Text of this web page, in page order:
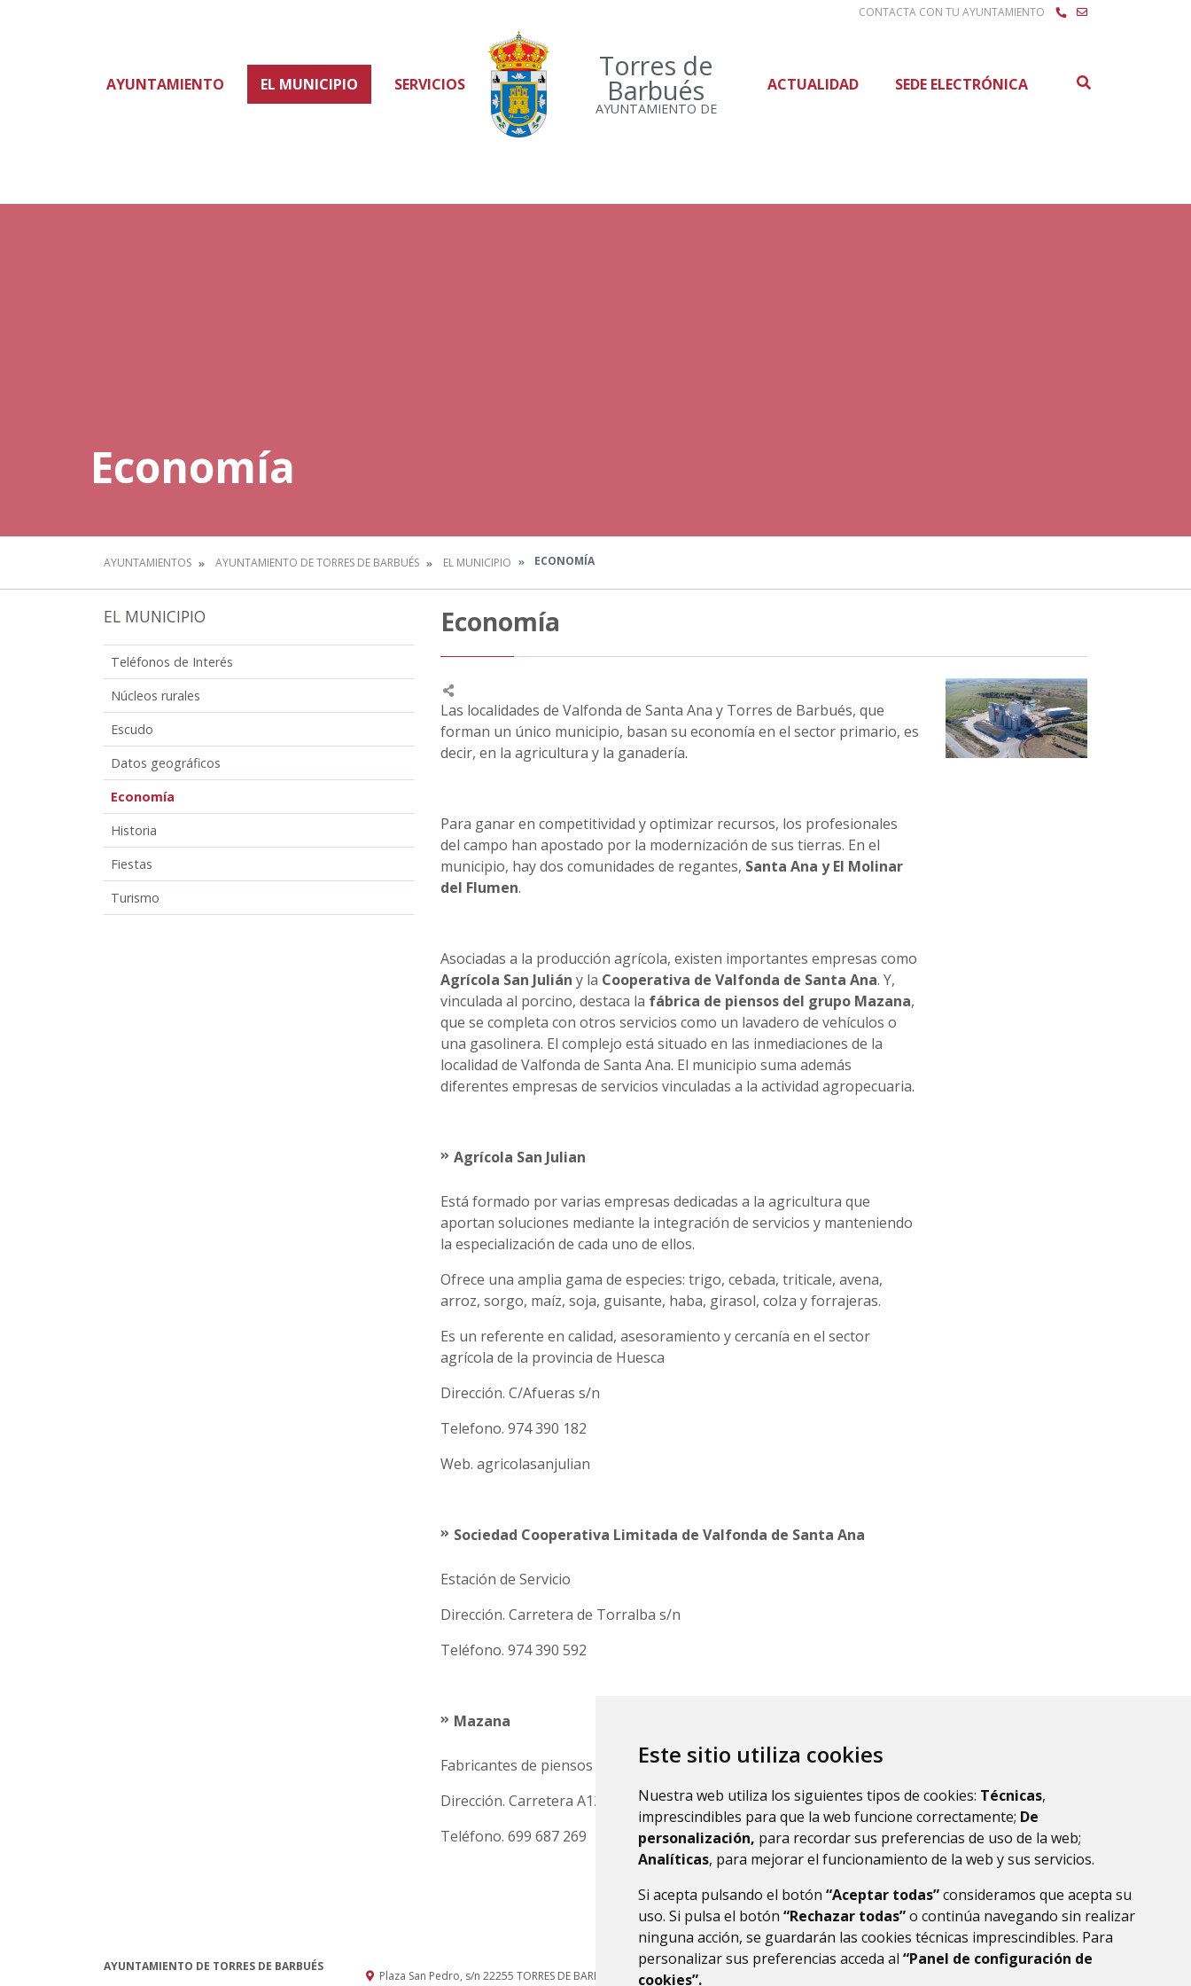
Este sitio utiliza cookies
Nuestra web utiliza los siguientes tipos de cookies: Técnicas,
imprescindibles para que la web funcione correctamente; De
personalización, para recordar sus preferencias de uso de la web;
Analíticas, para mejorar el funcionamiento de la web y sus servicios.
Si acepta pulsando el botón “Aceptar todas”consideramos que acepta su
uso. Si pulsa el botón “Rechazar todas”o continúa navegando sin realizar
ninguna acción, se guardarán las cookies técnicas imprescindibles. Para
personalizar sus preferencias acceda al “Panel de configuración de
cookies”.
CONTACTA CON TU AYUNTAMIENTO
Torres de
Barbués
AYUNTAMIENTO DE
AYUNTAMIENTO EL MUNICIPIO SERVICIOS ACTUALIDAD SEDE ELECTRÓNICA
Economía
AYUNTAMIENTOS AYUNTAMIENTO DE TORRES DE BARBUÉS EL MUNICIPIO ECONOMÍA
EL MUNICIPIO
Teléfonos de Interés
Núcleos rurales
Escudo
Datos geográficos
Economía
Historia
Fiestas
Turismo
Economía
Las localidades de Valfonda de Santa Ana y Torres de Barbués, que
forman un único municipio, basan su economía en el sector primario, es
decir, en la agricultura y la ganadería.
Para ganar en competitividad y optimizar recursos, los profesionales
del campo han apostado por la modernización de sus tierras. En el
municipio, hay dos comunidades de regantes, Santa Ana y El Molinar
del Flumen.
Asociadas a la producción agrícola, existen importantes empresas como
Agrícola San Julián y la Cooperativa de Valfonda de Santa Ana. Y,
vinculada al porcino, destaca la fábrica de piensos del grupo Mazana,
que se completa con otros servicios como un lavadero de vehículos o
una gasolinera. El complejo está situado en las inmediaciones de la
localidad de Valfonda de Santa Ana. El municipio suma además
diferentes empresas de servicios vinculadas a la actividad agropecuaria.
Agrícola San Julian
Está formado por varias empresas dedicadas a la agricultura que
aportan soluciones mediante la integración de servicios y manteniendo
la especialización de cada uno de ellos.
Ofrece una amplia gama de especies: trigo, cebada, triticale, avena,
arroz, sorgo, maíz, soja, guisante, haba, girasol, colza y forrajeras.
Es un referente en calidad, asesoramiento y cercanía en el sector
agrícola de la provincia de Huesca
Dirección. C/Afueras s/n
Telefono. 974 390 182
Web. agricolasanjulian
Sociedad Cooperativa Limitada de Valfonda de Santa Ana
Estación de Servicio
Dirección. Carretera de Torralba s/n
Teléfono. 974 390 592
Mazana
Fabricantes de piensos y mayoristas
Dirección. Carretera A1210, km16
Teléfono. 699 687 269
AYUNTAMIENTO DE TORRES DE BARBUÉS
Plaza San Pedro, s/n 22255 TORRES DE BARBUÉS (HUESCA) - ARAGÓN